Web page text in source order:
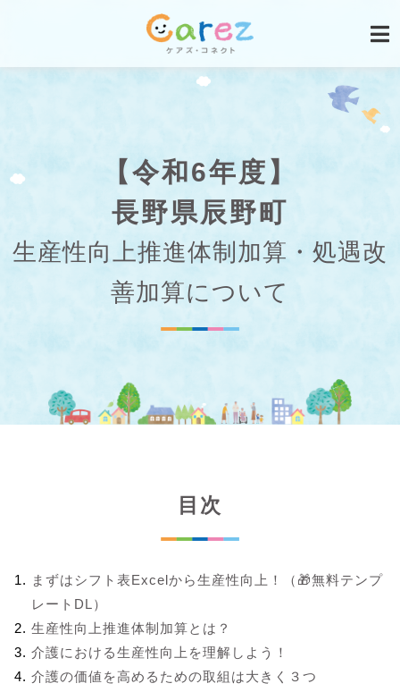
【令和6年度】
長野県辰野町
生産性向上推進体制加算・処遇改
善加算について
目次
まずはシフト表Excelから生産性向上！（🎁無料テンプ
レートDL）
生産性向上推進体制加算とは？
介護における生産性向上を理解しよう！
介護の価値を高めるための取組は大きく３つ